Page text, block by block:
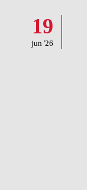
19
jun '26